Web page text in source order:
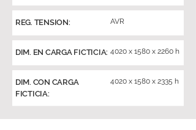
REG. TENSION: AVR
DIM. EN CARGA FICTICIA: 4020 x 1580 x 2260 h
DIM. CON CARGA
FICTICIA:
4020 x 1580 x 2335 h